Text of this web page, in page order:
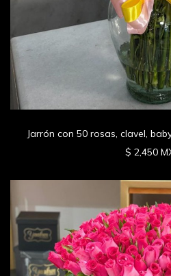
Jarrón con 50 rosas, clavel,
$ 2,450